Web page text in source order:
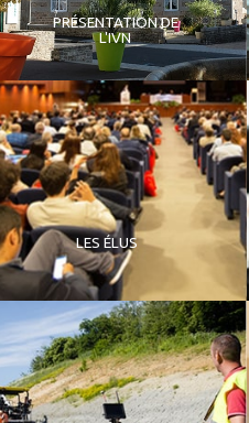
PRÉSENTATION DE
L'IVN
LES ÉLUS